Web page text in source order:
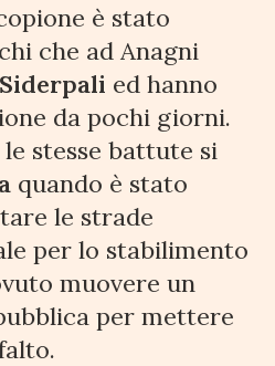
è stato
che ad Anagni
Siderpali ed hanno
da pochi giorni.
le stesse battute si
quando è stato
le strade
per lo stabilimento
muovere un
per mettere